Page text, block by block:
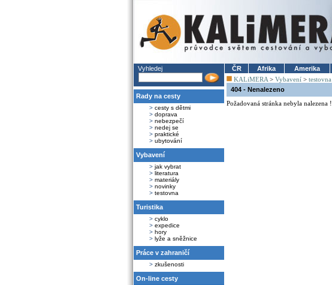
Vyhledej
Rady na cesty
> cesty s dětmi
> doprava
> nebezpečí
> nedej se
> praktické
> ubytování
Vybavení
> jak vybrat
> literatura
> materiály
> novinky
> testovna
Turistika
> cyklo
> expedice
> hory
> lyže a sněžnice
Práce v zahraničí
> zkušenosti
On-line cesty
ČR
Afrika Amerika
KALiMERA > Vybavení > testovna
404 - Nenalezeno
Požadovaná stránka nebyla nalezena !